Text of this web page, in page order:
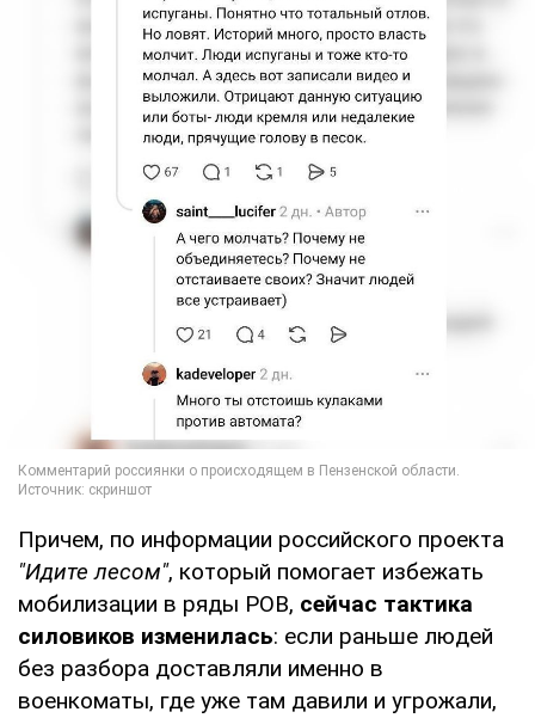
Причем, по информации российского проекта
"Идите лесом", который помогает избежать
мобилизации в ряды РОВ, сейчас тактика
силовиков изменилась: если раньше людей
без разбора доставляли именно в
военкоматы, где уже там давили и угрожали,